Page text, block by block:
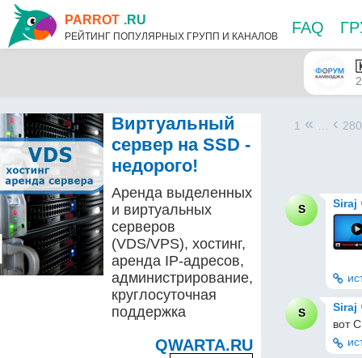
PARROT .RU
РЕЙТИНГ ПОПУЛЯРНЫХ ГРУПП И КАНАЛОВ FAQ
Виртуальный
сервер на SSD -
недорого!
Аренда выделенных
и виртуальных
серверов
(VDS/VPS), хостинг,
аренда IP-адресов,
администрирование,
круглосуточная
поддержка
QWARTA.RU
1 « ‹
S Siraj
S
Siraj
вот